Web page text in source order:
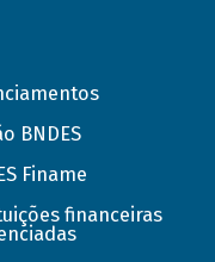
BNDES
Finame
financeiras